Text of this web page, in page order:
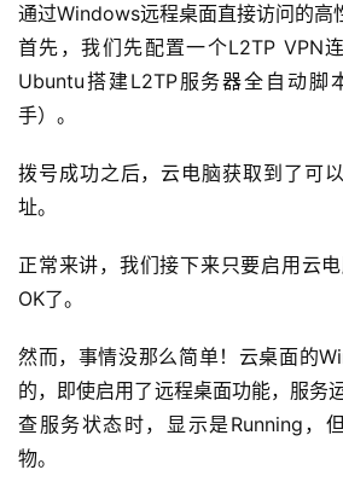
A
I
干
群
运
营
录
经
验
通过Windows远程桌面直接访问的高
首先，我们先配置一个L2TP VPN
Ubuntu搭建L2TP服务器全自动脚
手）。
拨号成功之后，云电脑获取到了可
址。
正常来讲，我们接下来只要启用云
OK了。
然而，事情没那么简单！云桌面的
的，即使启用了远程桌面功能，服务
查服务状态时，显示是Running，
物。